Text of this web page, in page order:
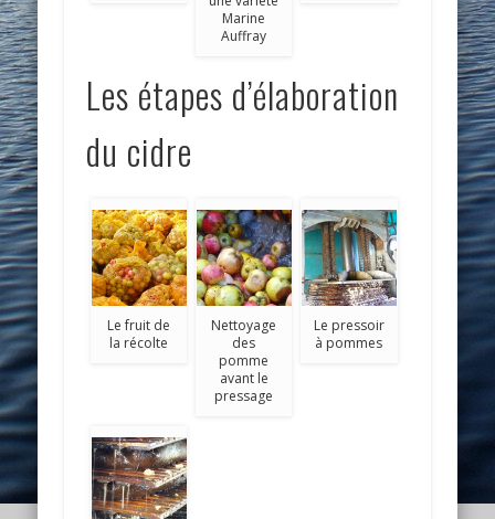
Marine
Auffray
Les étapes d’élaboration
du cidre
Le fruit de
la récolte
Nettoyage
des
pomme
avant le
pressage
Le pressoir
à pommes